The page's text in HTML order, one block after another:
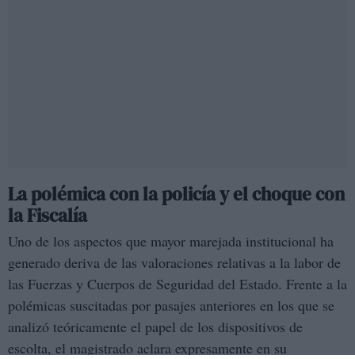
La polémica con la policía y el choque con
la Fiscalía
Uno de los aspectos que mayor marejada institucional ha
generado deriva de las valoraciones relativas a la labor de
las Fuerzas y Cuerpos de Seguridad del Estado. Frente a la
polémicas suscitadas por pasajes anteriores en los que se
analizó teóricamente el papel de los dispositivos de
escolta, el magistrado aclara expresamente en su